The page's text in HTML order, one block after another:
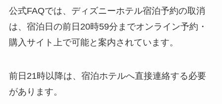
公式FAQでは、ディズニーホテル宿泊予約の取消
は、宿泊日の前日20時59分までオンライン予約・
購入サイト上で可能と案内されています。
前日21時以降は、宿泊ホテルへ直接連絡する必要
があります。